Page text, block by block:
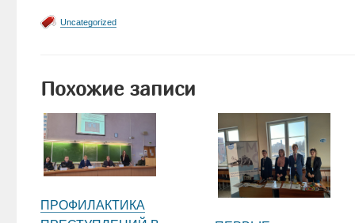
Uncategorized
Похожие записи
ПРОФИЛАКТИКА